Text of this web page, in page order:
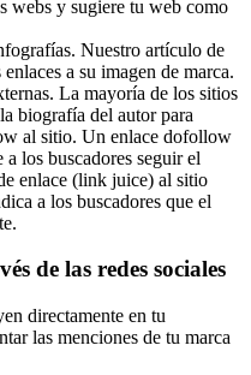
webs y sugiere tu web como
Nuestro artículo de
a su imagen de marca.
La mayoría de los sitios
biografía del autor para
al sitio. Un enlace dofollow
los buscadores seguir el
enlace (link juice) al sitio
a los buscadores que el
de las redes sociales
directamente en tu
las menciones de tu marca